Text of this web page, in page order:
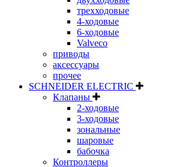
трехходовые
4-ходовые
6-ходовые
Valveco
приводы
аксессуары
прочее
SCHNEIDER ELECTRIC
Клапаны
2-ходовые
3-ходовые
зональные
шаровые
бабочка
Контроллеры